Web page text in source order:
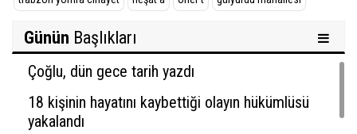
Günün Başlıkları
Çoğlu, dün gece tarih yazdı
18 kişinin hayatını kaybettiği olayın hükümlüsü
yakalandı